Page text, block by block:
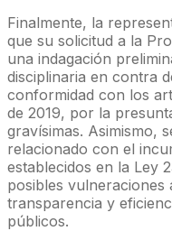
Finalmente, la
que su solicitud a la
una indagación
disciplinaria en contra
conformidad con los
de 2019, por la
gravísimas. Asimismo,
relacionado con el
establecidos en la Ley
posibles vulneraciones
transparencia y
públicos.